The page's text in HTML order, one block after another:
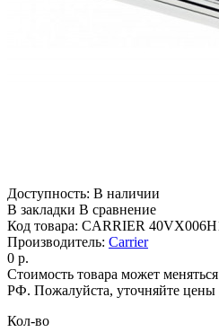
Доступность: В наличии
В закладки В сравнение
Код товара: CARRIER
Производитель: Carrier
0 р.
Стоимость товара может
РФ. Пожалуйста, уточняйте цены
Кол-во